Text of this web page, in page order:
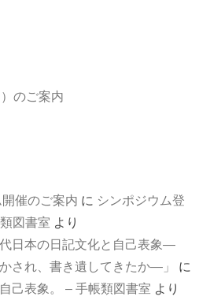
のご案内
催のご案内 に シンポジウム登
図書室 より
日本の日記文化と自己表象—
され、書き遺してきたか—」
に
己表象。 – 手帳類図書室 より